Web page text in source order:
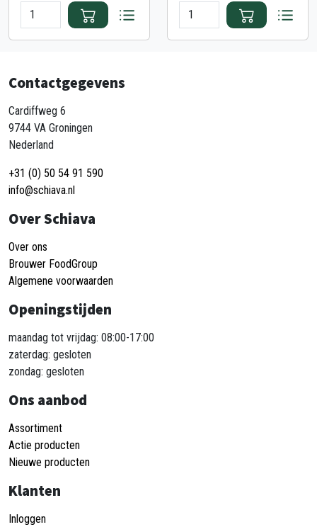
Contactgegevens
Cardiffweg 6
9744 VA Groningen
Nederland
+31 (0) 50 54 91 590
info@schiava.nl
Over Schiava
Over ons
Brouwer FoodGroup
Algemene voorwaarden
Openingstijden
maandag tot vrijdag: 08:00-17:00
zaterdag: gesloten
zondag: gesloten
Ons aanbod
Assortiment
Actie producten
Nieuwe producten
Klanten
Inloggen